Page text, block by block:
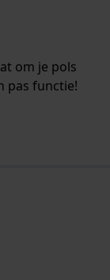
om je pols
pas functie!